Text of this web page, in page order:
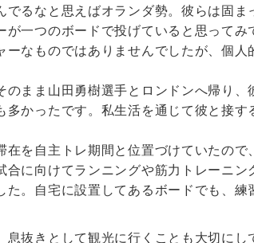
でるなと思えばオランダ勢。彼らは固
が一つのボードで投げていると思って
ーなものではありませんでしたが、個
のまま山田勇樹選手とロンドンへ帰り
多かったです。私生活を通じて彼と接
在を自主トレ期間と位置づけていたの
合に向けてランニングや筋力トレーニ
た。自宅に設置してあるボードでも、練
息抜きとして観光に行くことも大切に